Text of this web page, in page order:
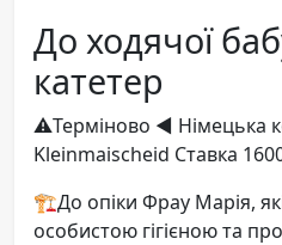
До ходячої
катетер
⚠️Терміново ◀️ Німецька
Kleinmaischeid Ставка
🏗До опіки Фрау Марія,
особистою гігієною та